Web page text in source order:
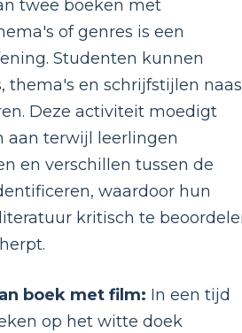
twee boeken met
of genres is een
Studenten kunnen
thema's en schrijfstijlen
Deze activiteit moedigt
aan terwijl leerlingen
en verschillen tussen de
waardoor hun
kritisch te
boek met film: In een tijd
op het witte doek